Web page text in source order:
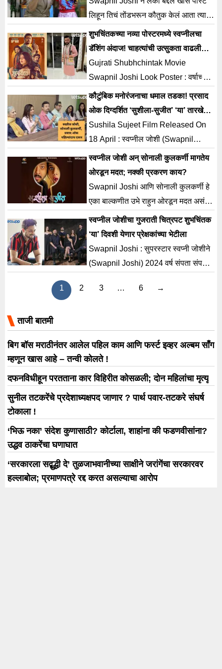
लोकल’ या चित्रपटाचं लेखन, दिग्दर्शन
अभिजीत (Marathi Film) यांनी केलं आहे.
बिग […]
लिहून तिचं तोंडभरून कौतुक केलं आता त्याची
लेक मायरा ने देखील कलाविश्वात पदार्पण केलं
आहे.
शुभचिंतकच्या नव्या पोस्टरमध्ये स्वप्नीलचा
डॅशिंग अंदाज! चाहत्यांची उत्सुकता वाढली…
Gujrati Shubhchintak Movie
Swapnil Joshi Look Poster : वर्षाच्या
सुरुवातीपासून अभिनेता निर्माता स्वप्नील जोशी
(Swapnil Joshi) हा अनेक प्रोजेक्ट्समध्ये
व्यस्त आहे. अश्यातच स्वप्नील त्याचा
चाहत्यांना वेगवेगळ्या भूमिकेत देखील दिसतोय.
स्वप्नील सध्या सुशीला सुजीत चित्रपटाच्या
प्रमोशनमध्ये व्यस्त असला, तरी त्याच्या
आगामी गुजराती चित्रपटाच्या पोस्टरमुळे
(Shubhchintak Movie) तो पुन्हा चर्चेत
आलाय. एकीकडे स्वप्नील महत्त्वपूर्ण भूमिका
बजावत असला, […]
कौटुंबिक मनोरंजनाचा धमाल तडका! प्रसाद
ओक दिग्दर्शित ‘सुशीला-सुजीत’ ‘या’ तारखेला
प्रेक्षकांच्या भेटीला
Sushila Sujeet Film Released On
18 April : स्वप्नील जोशी (Swapnil
Joshi), सोनाली कुलकर्णी (Sonalee
Kulkarni) आणि प्रसाद ओक (Prasad
Oak) यांच्या भूमिका आणि त्यांचे पहिल्यांदाच
एकत्र येणे, यामुळे चर्चेत असलेला
बहुप्रतीक्षित ‘सुशीला सुजीत’ हा चित्रपट
(Sushila Sujeet Film) येत्या 18 एप्रिल
2025 रोजी सर्वत्र प्रदर्शित होत आहे. गेल्या
काही आठवड्यांत टप्प्याटप्प्याने प्रकाशित
झालेल्या टीझर, […]
स्वप्नील जोशी अन् सोनाली कुलकर्णी मागतेय
ओरडून मदत; नक्की प्रकरण काय?
Swapnil Joshi आणि सोनाली कुलकर्णी हे
एका बाल्कणीत उभे राहुन ओरडून मदत असं
काय बरं घडल असेल की प्रेक्षकांची मदत
घ्यावी लागली असले ?
स्वप्नील जोशीचा गुजराती चित्रपट शुभचिंतक
‘या’ दिवशी येणार प्रेक्षकांच्या भेटीला
Swapnil Joshi : सुपरस्टार स्वप्नी जोशीने
(Swapnil Joshi) 2024 वर्ष संपता संपता
केली होती. मराठी चित्रपट
1 2 3 … 6 →
ताजी बातमी
बिग बॉस मराठीनंतर आलेल पहिल काम आणि फर्स्ट इव्हर अल्बम साँग
म्हणून खास आहे – तन्वी कोलते !
दफनविधीहून परतताना कार विहिरीत कोसळली; दोन महिलांचा मृत्यू
सुनील तटकरेंचे प्रदेशाध्यक्षपद जाणार ? पार्थ पवार-तटकरे संघर्ष
टोकाला !
‘भिऊ नका’ संदेश कुणासाठी? कोर्टाला, शाहांना की फडणवीसांना?
उद्धव ठाकरेंचा घणाघात
‘सरकारला सद्बुद्धी दे’ तुळजाभवानीच्या साक्षीने जरांगेंचा सरकारवर
हल्लाबोल; प्रमाणपत्रे रद्द करत असल्याचा आरोप